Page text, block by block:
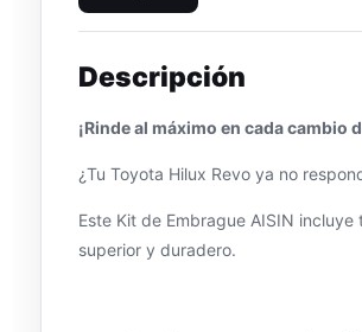
Descripción
¡Rinde al máximo en cada cambio
¿Tu Toyota Hilux Revo ya no
Este Kit de Embrague AISIN
superior y duradero.